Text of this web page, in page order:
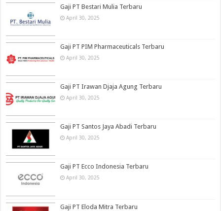
Gaji PT Bestari Mulia Terbaru
April 30, 2025
Gaji PT PIM Pharmaceuticals Terbaru
April 30, 2025
Gaji PT Irawan Djaja Agung Terbaru
April 30, 2025
Gaji PT Santos Jaya Abadi Terbaru
April 30, 2025
Gaji PT Ecco Indonesia Terbaru
April 30, 2025
Gaji PT Eloda Mitra Terbaru